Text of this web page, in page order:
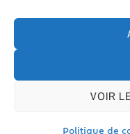
VOIR
Politique de